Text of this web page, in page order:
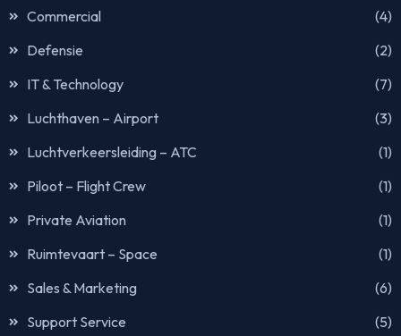
Commercial
(4)
Defensie
(2)
IT & Technology
(7)
Luchthaven – Airport
(3)
Luchtverkeersleiding – ATC
(1)
Piloot – Flight Crew
(1)
Private Aviation
(1)
Ruimtevaart – Space
(1)
Sales & Marketing
(6)
Support Service
(5)